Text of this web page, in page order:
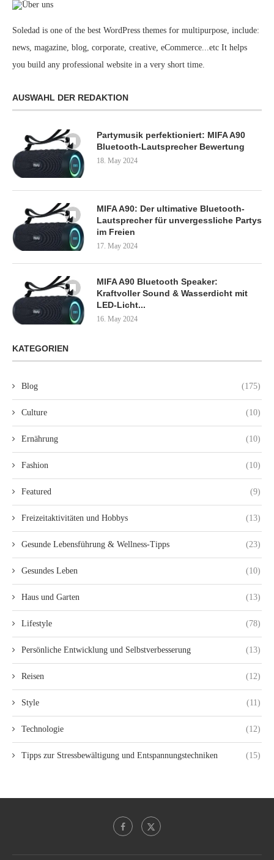
Soledad is one of the best WordPress themes for multipurpose, include:
news, magazine, blog, corporate, creative, eCommerce...etc It helps
you build any professional website in a very short time.
AUSWAHL DER REDAKTION
Partymusik perfektioniert: MIFA A90
Bluetooth-Lautsprecher Bewertung
18. May 2024
MIFA A90: Der ultimative Bluetooth-
Lautsprecher für unvergessliche Partys
im Freien
17. May 2024
MIFA A90 Bluetooth Speaker:
Kraftvoller Sound & Wasserdicht mit
LED-Licht...
16. May 2024
KATEGORIEN
Blog (175)
Culture (10)
Ernährung (10)
Fashion (10)
Featured (9)
Freizeitaktivitäten und Hobbys (13)
Gesunde Lebensführung & Wellness-Tipps (23)
Gesundes Leben (10)
Haus und Garten (13)
Lifestyle (78)
Persönliche Entwicklung und Selbstverbesserung (13)
Reisen (12)
Style (11)
Technologie (12)
Tipps zur Stressbewältigung und Entspannungstechniken (15)